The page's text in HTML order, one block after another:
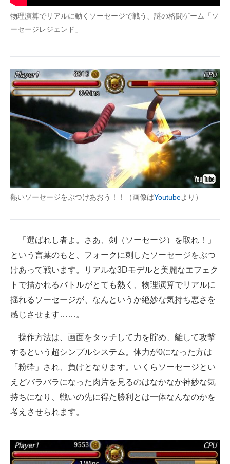
企業向けIT製品の総合サイト
IT製品の技術・比較・事例
モノづくり技術者専門サイト
エレクトロニクス専門サイト
電子設計の基本と応用
エネルギーの専門メディア
建設×テクノロジーの最前線
ちょっと気になるネットの話題
物理演算でリアルに動くソーセージで戦う、謎の格闘ゲーム「ソ
ーセージレジェンド」
熱いソーセージをぶつけあおう！！（画像はYoutubeより）
「選ばれし者よ。さあ、剣（ソーセージ）を取れ！」
という言葉のもと、フォークに刺したソーセージをぶつ
けあって戦います。リアルな3Dモデルと美麗なエフェク
トで描かれるバトルがとても熱く、物理演算でリアルに
揺れるソーセージが、なんというか絶妙な気持ち悪さを
感じさせます……。
操作方法は、画面をタッチして力を貯め、離して攻撃
するという超シンプルシステム。体力が0になった方は
「粉砕」され、負けとなります。いくらソーセージとい
えどバラバラになった肉片を見るのはなかなか神妙な気
持ちになり、戦いの先に得た勝利とは一体なんなのかを
考えさせられます。